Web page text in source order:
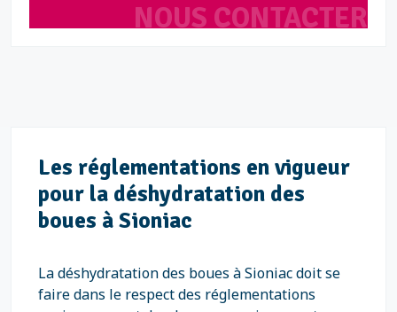
NOUS CONTACTER
Les réglementations en vigueur
pour la déshydratation des
boues à Sioniac
La déshydratation des boues à Sioniac doit se
faire dans le respect des réglementations